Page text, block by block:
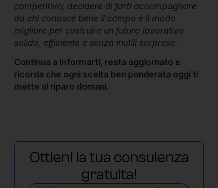
competitivo; decidere di farti accompagnare
da chi conosce bene il campo è il modo
migliore per costruire un futuro lavorativo
solido, efficiente e senza inutili sorprese.
Continua a informarti, resta aggiornato e
ricorda che ogni scelta ben ponderata oggi ti
mette al riparo domani.
Ottieni la tua consulenza
gratuita!